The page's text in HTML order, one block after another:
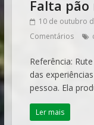
Falta pão
10 de outubro
Comentários
Referência:
das
pessoa. Ela
Ler mais